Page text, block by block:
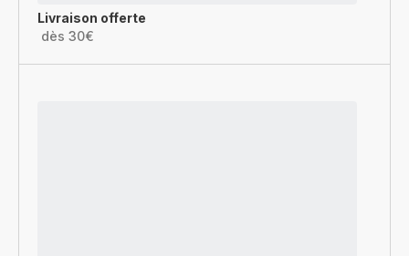
Livraison offerte
dès 30€